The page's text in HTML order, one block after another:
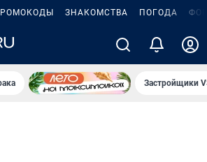
ЗНАКОМСТВА ПОГОДА
Застройщики